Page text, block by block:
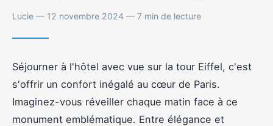
Lucie — 12 novembre 2024 — 7 min de lecture
Séjourner à l'hôtel avec vue sur la tour Eiffel, c'est
s'offrir un confort inégalé au cœur de Paris.
Imaginez-vous réveiller chaque matin face à ce
monument emblématique. Entre élégance et